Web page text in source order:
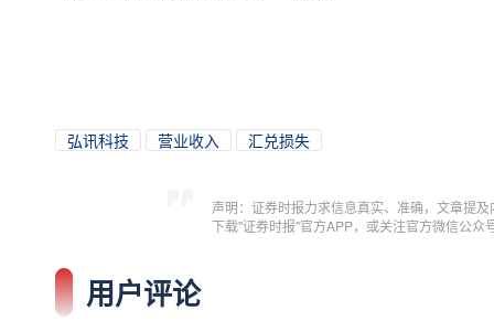
弘讯科技 营业收入 汇兑损失
声明：证券时报力求信息真实、准确，文章提
下载"证券时报"官方APP，或关注官方微信公
用户评论